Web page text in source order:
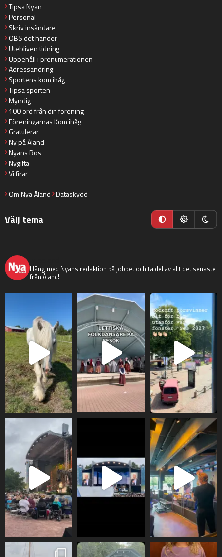
Tipsa Nyan
Personal
Skriv insändare
OBS det händer
Utebliven tidning
Uppehåll i prenumerationen
Adressändring
Sportens kom ihåg
Tipsa sporten
Myndig
100 ord från din förening
Föreningarnas Kom ihåg
Gratulerar
Ny på Åland
Nyans Ros
Nygifta
Vi firar
Om Nya Åland Dataskydd
Välj tema
Häng med Nyans redaktion på jobbet och ta del av allt det senaste
från Åland!